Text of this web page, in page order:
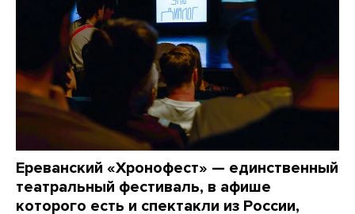
Ереванский «Хронофест» — единственный
театральный фестиваль, в афише
которого есть и спектакли из России,